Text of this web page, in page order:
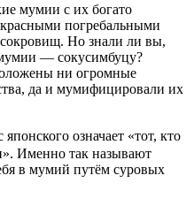
мумии с их богато
погребальными
Но знали ли вы,
— сокусимбуцу?
ни огромные
да и мумифицировали их
японского означает «тот, кто
Именно так называют
в мумий путём суровых